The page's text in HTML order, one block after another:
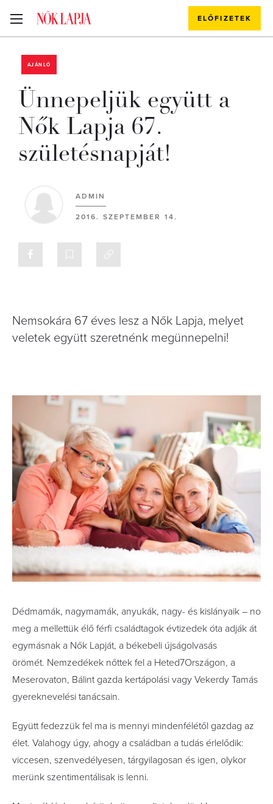
ELŐFIZETEK
AJÁNLÓ
Ünnepeljük együtt a
Nők Lapja 67.
születésnapját!
ADMIN
2016. SZEPTEMBER 14.
Nemsokára 67 éves lesz a Nők Lapja, melyet
veletek együtt szeretnénk megünnepelni!
Dédmamák, nagymamák, anyukák, nagy- és kislányaik – no
meg a mellettük élő férfi családtagok évtizedek óta adják át
egymásnak a Nők Lapját, a békebeli újságolvasás
örömét. Nemzedékek nőttek fel a Heted7Országon, a
Meserovaton, Bálint gazda kertápolási vagy Vekerdy Tamás
gyereknevelési tanácsain.
Együtt fedezzük fel ma is mennyi mindenfélétől gazdag az
élet. Valahogy úgy, ahogy a családban a tudás érlelődik:
viccesen, szenvedélyesen, tárgyilagosan és igen, olykor
merünk szentimentálisak is lenni.